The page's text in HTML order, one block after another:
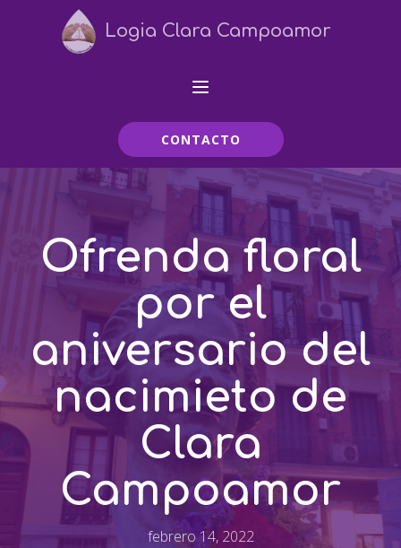
Logia Clara Campoamor
CONTACTO
Ofrenda floral
por el
aniversario del
nacimieto de
Clara
Campoamor
febrero 14, 2022